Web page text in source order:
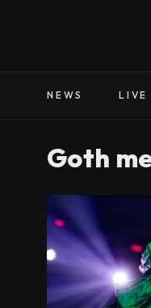
NEWS LIVE
Goth